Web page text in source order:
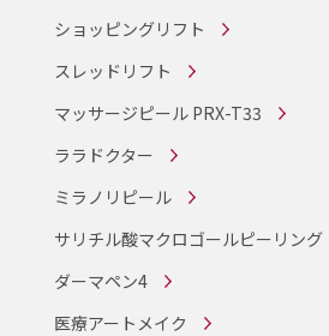
ショッピングリフト
スレッドリフト
マッサージピール PRX-T33
ララドクター
ミラノリピール
サリチル酸マクロゴールピーリング
ダーマペン4
医療アートメイク